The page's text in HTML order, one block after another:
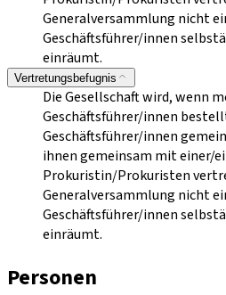
Generalversammlung nicht
Geschäftsführer/innen
einräumt.
Vertretungsbefugnis
Die Gesellschaft wird, wenn
Geschäftsführer/innen
Geschäftsführer/innen
ihnen gemeinsam mit einer/
Prokuristin/Prokuristen
Generalversammlung nicht
Geschäftsführer/innen
einräumt.
Personen